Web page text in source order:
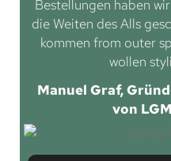
Bestellungen haben
die Weiten des Alls
kommen from outer
wollen
Manuel Graf,
von